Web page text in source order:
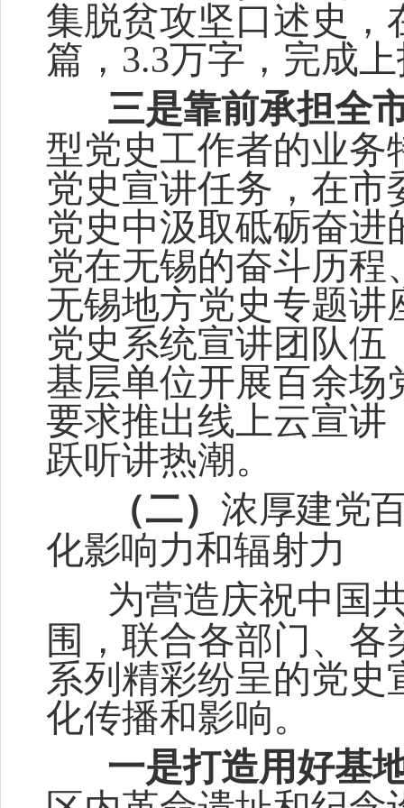
集脱贫攻坚口述史，
篇， 3.3万字，完成
三是靠前承担全
型党史工作者的业务
党史宣讲任务，在
党史中汲取砥砺奋进
党在无锡的奋斗历
无锡地方党史专题讲
党史系统宣讲团队
基层单位开展百余场
要求推出线上云宣讲
跃听讲热潮。
（二） 浓厚建党
化影响力和辐射力
为营造庆祝中国
围，联合各部门、
系列精彩纷呈的党
化传播和影响。
一是打造用好基